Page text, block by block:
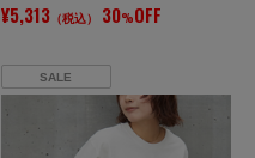
¥5,313（税込） 30%OFF
SALE